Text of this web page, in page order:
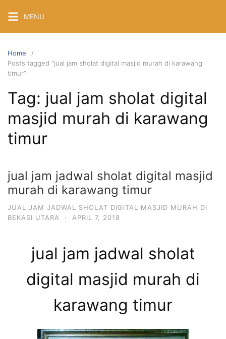
content
MENU
Home
Posts tagged “jual jam sholat digital masjid murah di karawang
timur”
Tag: jual jam sholat digital
masjid murah di karawang
timur
jual jam jadwal sholat digital masjid
murah di karawang timur
JUAL JAM JADWAL SHOLAT DIGITAL MASJID MURAH DI
BEKASI UTARA
· APRIL 7, 2018
jual jam jadwal sholat
digital masjid murah di
karawang timur